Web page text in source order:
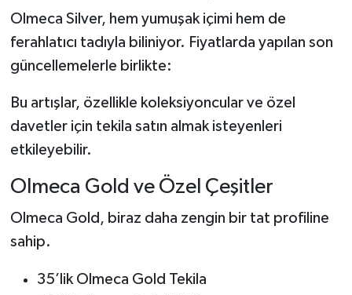
Olmeca Silver, hem yumuşak içimi hem de
ferahlatıcı tadıyla biliniyor. Fiyatlarda yapılan son
güncellemelerle birlikte:
Bu artışlar, özellikle koleksiyoncular ve özel
davetler için tekila satın almak isteyenleri
etkileyebilir.
Olmeca Gold ve Özel Çeşitler
Olmeca Gold, biraz daha zengin bir tat profiline
sahip.
35’lik Olmeca Gold Tekila